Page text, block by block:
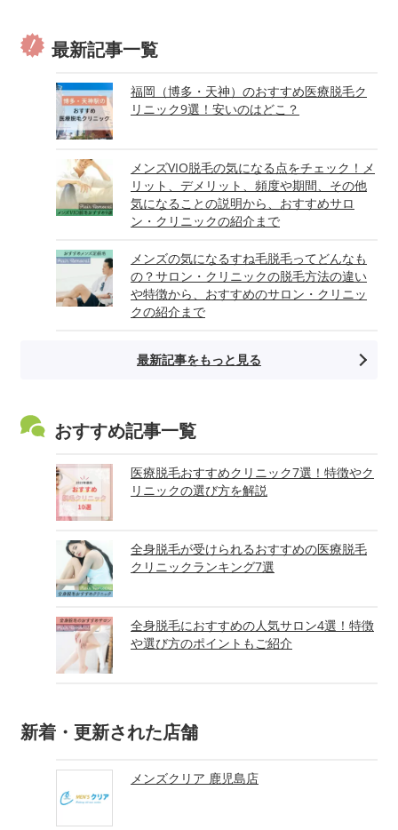
最新記事一覧
福岡（博多・天神）のおすすめ医療脱毛ク
リニック9選！安いのはどこ？
メンズVIO脱毛の気になる点をチェック！メ
リット、デメリット、頻度や期間、その他
気になることの説明から、おすすめサロ
ン・クリニックの紹介まで
メンズの気になるすね毛脱毛ってどんなも
の？サロン・クリニックの脱毛方法の違い
や特徴から、おすすめのサロン・クリニッ
クの紹介まで
最新記事をもっと見る
おすすめ記事一覧
医療脱毛おすすめクリニック7選！特徴やク
リニックの選び方を解説
全身脱毛が受けられるおすすめの医療脱毛
クリニックランキング7選
全身脱毛におすすめの人気サロン4選！特徴
や選び方のポイントもご紹介
新着・更新された店舗
メンズクリア 鹿児島店